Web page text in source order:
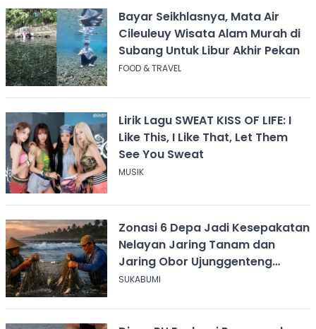
Bayar Seikhlasnya, Mata Air
Cileuleuy Wisata Alam Murah di
Subang Untuk Libur Akhir Pekan
FOOD & TRAVEL
Lirik Lagu SWEAT KISS OF LIFE: I
Like This, I Like That, Let Them
See You Sweat
MUSIK
Zonasi 6 Depa Jadi Kesepakatan
Nelayan Jaring Tanam dan
Jaring Obor Ujunggenteng
Sukabumi
SUKABUMI